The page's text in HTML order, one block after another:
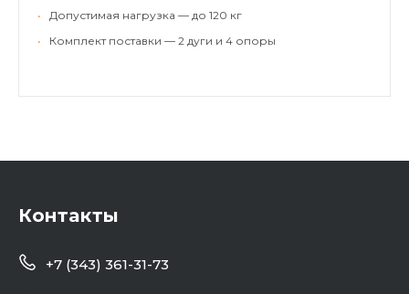
•
Допустимая нагрузка — до 120 кг
•
Комплект поставки — 2 дуги и 4 опоры
Контакты
+7 (343) 361-31-73